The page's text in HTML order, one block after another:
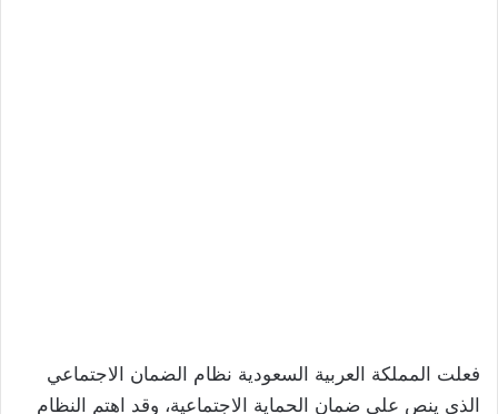
فعلت المملكة العربية السعودية نظام الضمان الاجتماعي
الذي ينص على ضمان الحماية الاجتماعية، وقد اهتم النظام